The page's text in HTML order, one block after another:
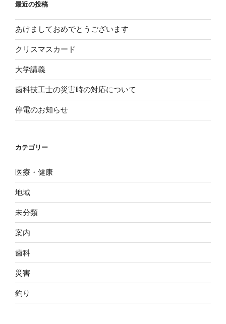
ブ
最近の投稿
あけましておめでとうございます
クリスマスカード
大学講義
歯科技工士の災害時の対応について
停電のお知らせ
カテゴリー
医療・健康
地域
未分類
案内
歯科
災害
釣り